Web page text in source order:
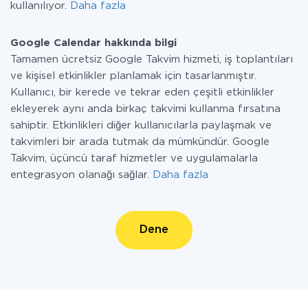
kullanılıyor.
Daha fazla
Google Calendar hakkında bilgi
Tamamen ücretsiz Google Takvim hizmeti, iş toplantıları
ve kişisel etkinlikler planlamak için tasarlanmıştır.
Kullanıcı, bir kerede ve tekrar eden çeşitli etkinlikler
ekleyerek aynı anda birkaç takvimi kullanma fırsatına
sahiptir. Etkinlikleri diğer kullanıcılarla paylaşmak ve
takvimleri bir arada tutmak da mümkündür. Google
Takvim, üçüncü taraf hizmetler ve uygulamalarla
entegrasyon olanağı sağlar.
Daha fazla
Dene